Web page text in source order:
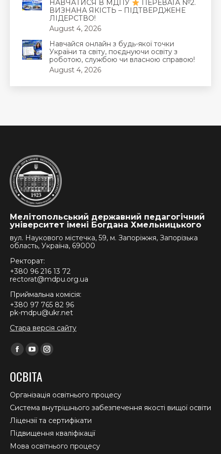
НАВЧАТИСЯ В МДПУ
ПЕРЕВАГА №2.
ВИЗНАНА ЯКІСТЬ – ПІДТВЕРДЖЕНЕ
ЛІДЕРСТВО!
August 4, 2026
Навчайся онлайн з будь-якої точки
України та світу, поєднуючи освіту з
роботою, службою чи власною справою!
August 4, 2026
Мелітопольський державний педагогічний
університет імені Богдана Хмельницького
вул. Наукового містечка, 59, м. Запоріжжя, Запорізька
область, Україна, 69000
Ректорат:
+380 96 216 13 72
rectorat@mdpu.org.ua
Приймальна комісія:
+380 97 765 82 96
pk-mdpu@ukr.net
Стара версія сайту
Find us on:
Facebook
opens
in
new
window
YouTube
opens
in
new
window
Instagram
in
new
window
ОСВІТА
Організація освітнього процесу
Система внутрішнього забезпечення якості вищої освіти
Ліцензії та сертифікати
Підвищення кваліфікації
Мова освітнього процесу